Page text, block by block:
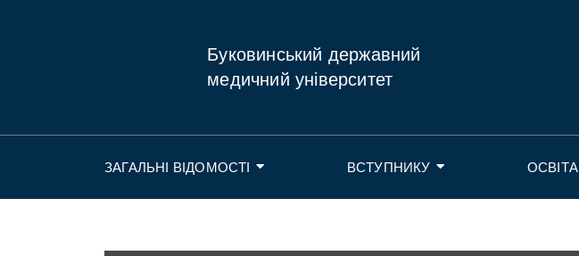
Буковинський державний
медичний університет
ЗАГАЛЬНІ ВІДОМОСТІ ВСТУПНИКУ ОСВІТА